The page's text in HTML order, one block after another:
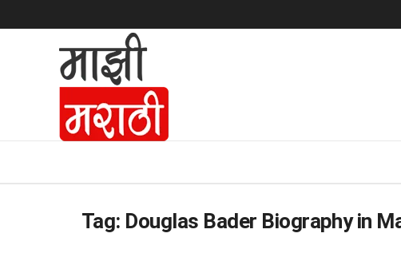
Tag: Douglas Bader Biography in